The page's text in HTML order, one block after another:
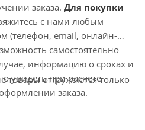
напряжения за счет
TRE-T и TRD-T или
скорости SRE. К
подключить несколько
что общий ток
номинальный ток
заказа. Для покупки
с нами любым
(телефон, email, онлайн-
самостоятельно
информацию о сроках и
увидеть при расчете
заказа.
товары отгружаются только